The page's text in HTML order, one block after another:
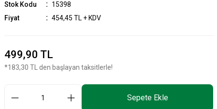
Stok Kodu
15398
Fiyat
454,45 TL + KDV
499,90 TL
*183,30 TL den başlayan taksitlerle!
Sepete Ekle